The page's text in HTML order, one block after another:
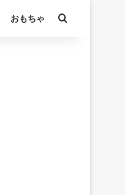
おもちゃ 検索する